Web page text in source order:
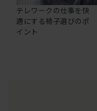
テレワークの仕事を快
適にする椅子選びのポ
イント